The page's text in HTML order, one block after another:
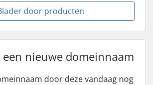
door producten
een nieuwe domeinnaam
door deze vandaag nog